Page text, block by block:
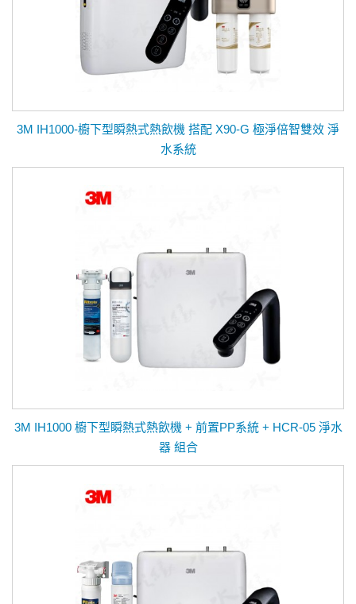
3M IH1000-櫥下型瞬熱式熱飲機 搭配 X90-G 極淨倍智雙效 淨
水系統
3M IH1000 櫥下型瞬熱式熱飲機 + 前置PP系統 + HCR-05 淨水
器 組合